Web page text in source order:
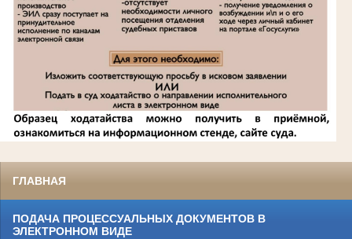
ГЛАВНАЯ
ПОДАЧА ПРОЦЕССУАЛЬНЫХ ДОКУМЕНТОВ В
ЭЛЕКТРОННОМ ВИДЕ